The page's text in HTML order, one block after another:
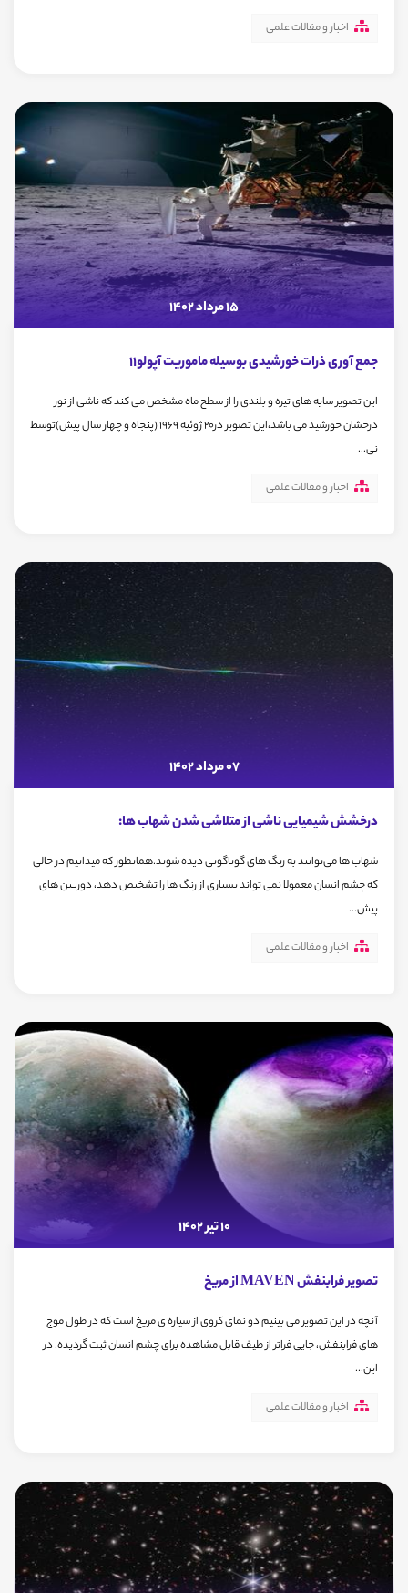
اخبار و مقالات علمی
15 مرداد 1402
جمع آوری ذرات خورشیدی بوسیله ماموریت آپولو11
این تصویر سایه های تیره و بلندی را از سطح ماه مشخص می کند که ناشی از نور
درخشان خورشید می باشد،این تصویر در20 ژوئیه 1969 (پنجاه و چهار سال پیش)توسط
نی...
اخبار و مقالات علمی
07 مرداد 1402
درخشش شیمیایی ناشی از متلاشی شدن شهاب ها:
شهاب ها می‌توانند به رنگ های گوناگونی دیده شوند.همانطور که میدانیم در حالی
که چشم انسان معمولا نمی تواند بسیاری از رنگ ها را تشخیص دهد، دوربین های
پیش...
اخبار و مقالات علمی
10 تیر 1402
تصویر فرابنفش MAVEN از مریخ
آنچه در این تصویر می بینیم دو نمای کروی از سیاره ی مریخ است که در طول موج
های فرابنفش، جایی فراتر از طیف قابل مشاهده برای چشم انسان ثبت گردیده. در
این...
اخبار و مقالات علمی